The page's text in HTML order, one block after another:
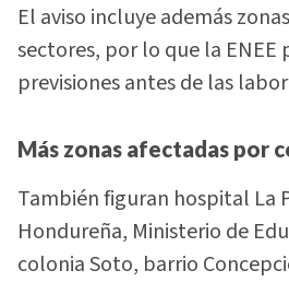
El aviso incluye además
sectores, por lo que la
previsiones antes de las
Más zonas afectadas por
También figuran hospital La
Hondureña, Ministerio de
colonia Soto, barrio